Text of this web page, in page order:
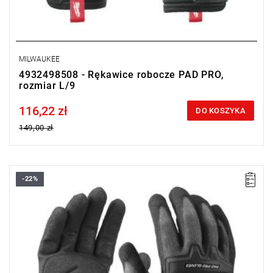
MILWAUKEE
4932498508 - Rękawice robocze PAD PRO,
rozmiar L/9
Price tax included
116,22 zł
149,00 zł
DO KOSZYKA
-22%